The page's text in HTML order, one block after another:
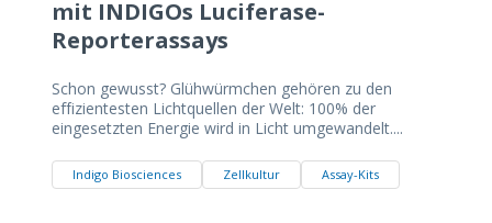
mit INDIGOs Luciferase-
Reporterassays
Schon gewusst? Glühwürmchen gehören zu den
effizientesten Lichtquellen der Welt: 100% der
eingesetzten Energie wird in Licht umgewandelt....
Indigo Biosciences Zellkultur Assay-Kits